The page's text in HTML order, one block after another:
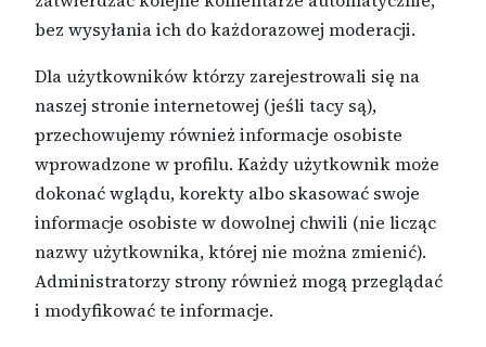
bez wysyłania ich do każdorazowej moderacji.
Dla użytkowników którzy zarejestrowali się na
naszej stronie internetowej (jeśli tacy są),
przechowujemy również informacje osobiste
wprowadzone w profilu. Każdy użytkownik może
dokonać wglądu, korekty albo skasować swoje
informacje osobiste w dowolnej chwili (nie licząc
nazwy użytkownika, której nie można zmienić).
Administratorzy strony również mogą przeglądać
i modyfikować te informacje.